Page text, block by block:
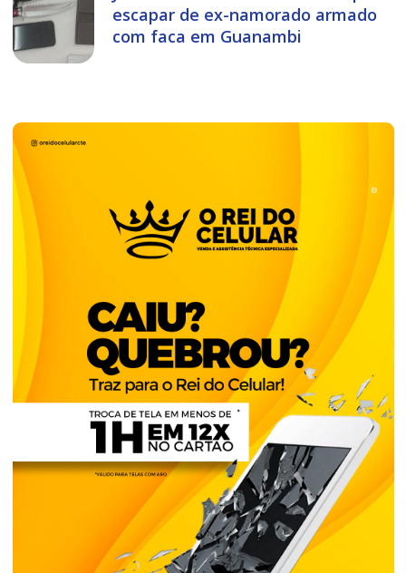
escapar de ex-namorado armado
com faca em Guanambi